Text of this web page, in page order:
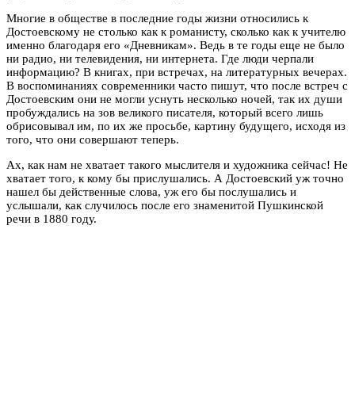
Многие в обществе в последние годы жизни относились к
Достоевскому не столько как к романисту, сколько как к учителю
именно благодаря его «Дневникам». Ведь в те годы еще не было
ни радио, ни телевидения, ни интернета. Где люди черпали
информацию? В книгах, при встречах, на литературных вечерах.
В воспоминаниях современники часто пишут, что после встреч с
Достоевским они не могли уснуть несколько ночей, так их души
пробуждались на зов великого писателя, который всего лишь
обрисовывал им, по их же просьбе, картину будущего, исходя из
того, что они совершают теперь.
Ах, как нам не хватает такого мыслителя и художника сейчас! Не
хватает того, к кому бы прислушались. А Достоевский уж точно
нашел бы действенные слова, уж его бы послушались и
услышали, как случилось после его знаменитой Пушкинской
речи в 1880 году.